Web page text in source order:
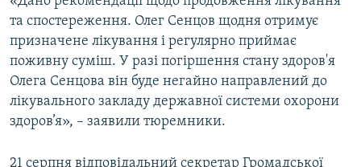
та спостереження. Олег Сенцов щодня отримує
призначене лікування і регулярно приймає
поживну суміш. У разі погіршення стану здоров'я
Олега Сенцова він буде негайно направлений до
лікувального закладу державної системи охорони
здоров’я», – заявили тюремники.
21 серпня відповідальний секретар Громадської